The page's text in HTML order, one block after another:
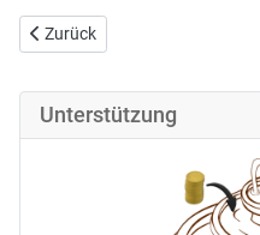
Vorheriger Beitrag: Voll geschert
Zurück
Unterstützung